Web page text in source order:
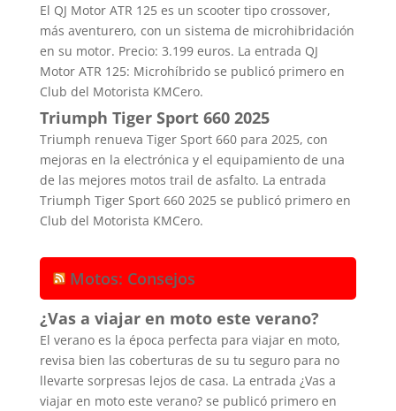
El QJ Motor ATR 125 es un scooter tipo crossover,
más aventurero, con un sistema de microhibridación
en su motor. Precio: 3.199 euros. La entrada QJ
Motor ATR 125: Microhíbrido se publicó primero en
Club del Motorista KMCero.
Triumph Tiger Sport 660 2025
Triumph renueva Tiger Sport 660 para 2025, con
mejoras en la electrónica y el equipamiento de una
de las mejores motos trail de asfalto. La entrada
Triumph Tiger Sport 660 2025 se publicó primero en
Club del Motorista KMCero.
Motos: Consejos
¿Vas a viajar en moto este verano?
El verano es la época perfecta para viajar en moto,
revisa bien las coberturas de su tu seguro para no
llevarte sorpresas lejos de casa. La entrada ¿Vas a
viajar en moto este verano? se publicó primero en